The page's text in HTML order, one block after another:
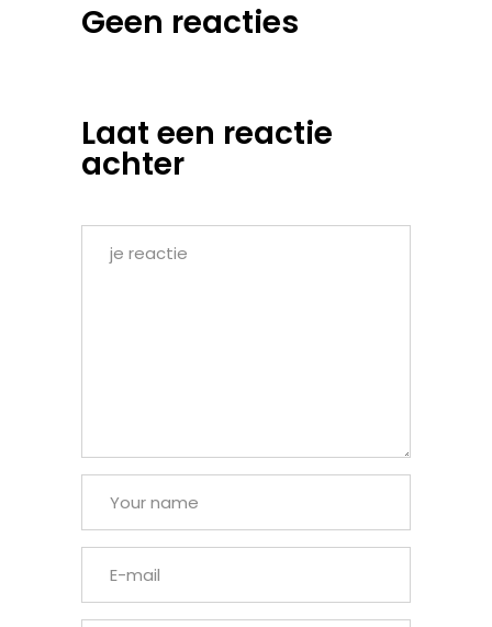
Geen reacties
Laat een reactie
achter